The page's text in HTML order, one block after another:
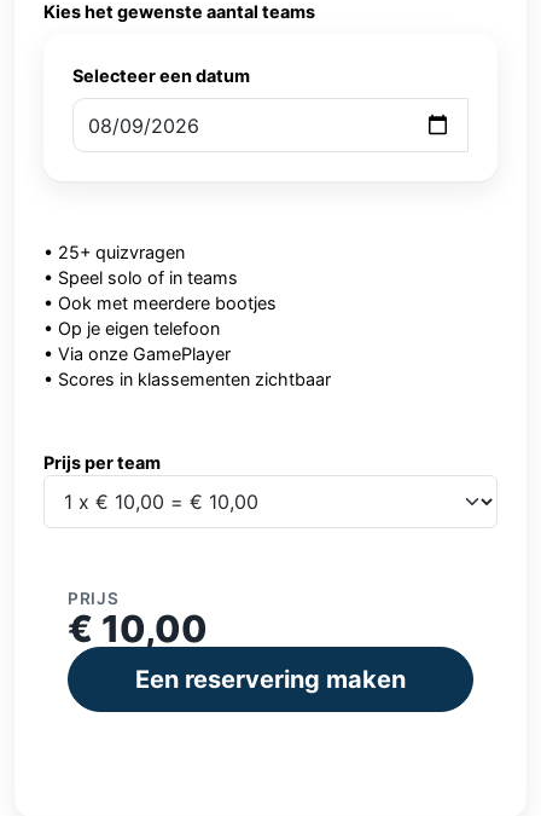
Kies het gewenste aantal teams
Selecteer een datum
• 25+ quizvragen
• Speel solo of in teams
• Ook met meerdere bootjes
• Op je eigen telefoon
• Via onze GamePlayer
• Scores in klassementen zichtbaar
Prijs per team
PRIJS
€ 10,00
Een reservering maken